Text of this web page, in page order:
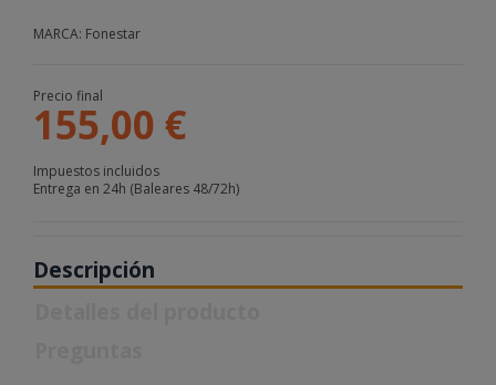
MARCA: Fonestar
Precio final
155,00 €
Impuestos incluidos
Entrega en 24h (Baleares 48/72h)
Descripción